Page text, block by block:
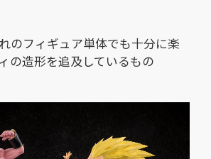
のフィギュア単体でも十分に楽
の造形を追及しているもの